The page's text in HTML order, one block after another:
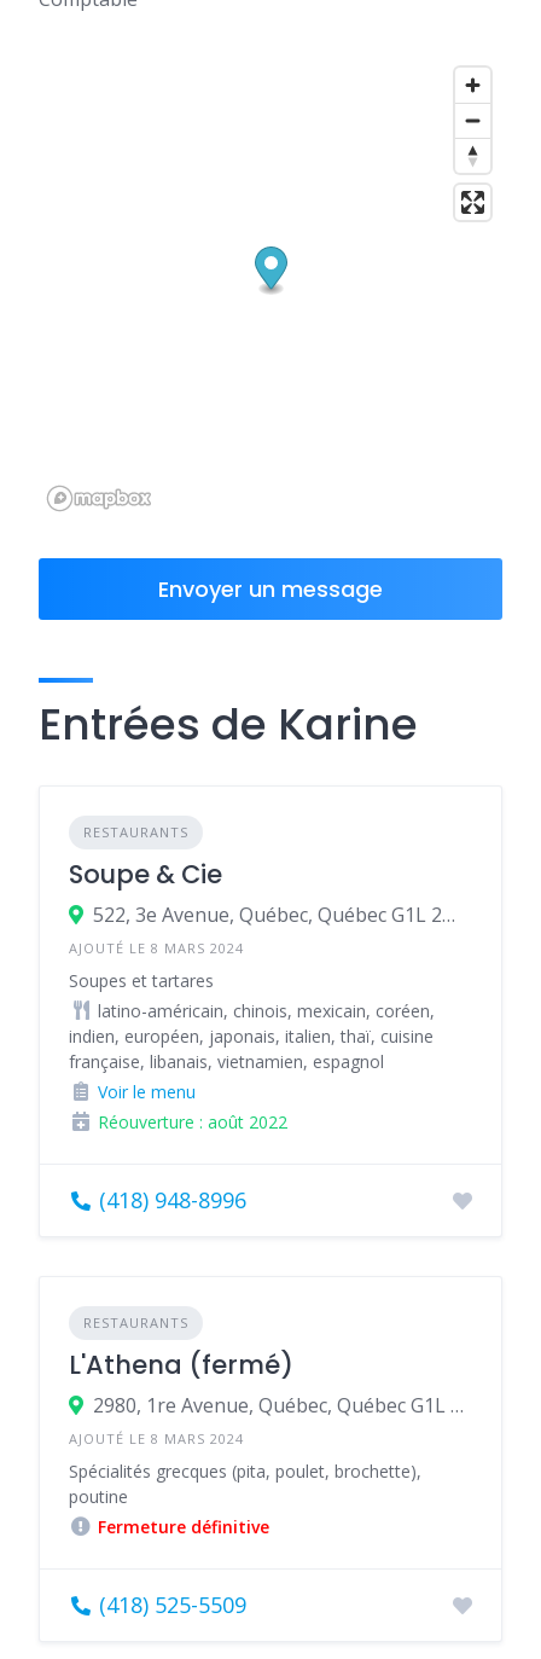
Envoyer un message
Entrées de Karine
RESTAURANTS
Soupe & Cie
522, 3e Avenue, Québec, Québec G1L 2W3, Canada
AJOUTÉ LE 8 MARS 2024
Soupes et tartares
latino-américain, chinois, mexicain, coréen,
indien, européen, japonais, italien, thaï, cuisine
française, libanais, vietnamien, espagnol
Voir le menu
Réouverture : août 2022
(418) 948-8996
RESTAURANTS
L'Athena (fermé)
2980, 1re Avenue, Québec, Québec G1L 3P3, Canada
AJOUTÉ LE 8 MARS 2024
Spécialités grecques (pita, poulet, brochette),
poutine
Fermeture définitive
(418) 525-5509